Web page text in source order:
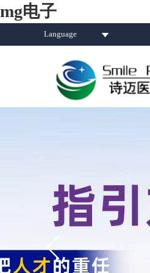
mg电子
Language